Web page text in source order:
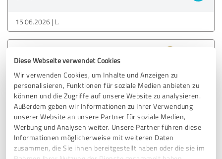
Diese Webseite verwendet Cookies
Wir verwenden Cookies, um Inhalte und Anzeigen zu
personalisieren, Funktionen für soziale Medien anbieten zu
können und die Zugriffe auf unsere Website zu analysieren.
Außerdem geben wir Informationen zu Ihrer Verwendung
unserer Website an unsere Partner für soziale Medien,
Werbung und Analysen weiter. Unsere Partner führen diese
Informationen möglicherweise mit weiteren Daten
zusammen, die Sie ihnen bereitgestellt haben oder die sie im
15.06.2026 L.
SEHR GUT Empfehlung
Produktqualität ist super! Klare Empfehlung!
Erfahrungsbericht & Bewertung zu:
CAPS+